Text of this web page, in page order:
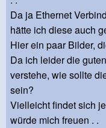
Da ja Ethernet
hätte ich diese auch
Hier ein paar Bilder,
Da ich leider die
verstehe, wie sollte
sein?
Vielleicht findet sich
würde mich freuen . .